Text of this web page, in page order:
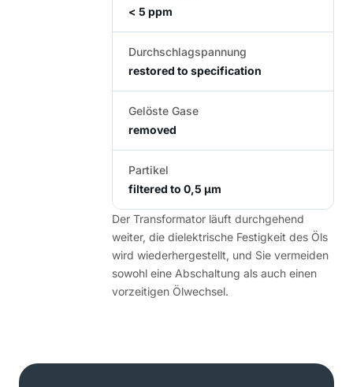
< 5 ppm
Durchschlagspannung
restored to specification
Gelöste Gase
removed
Partikel
filtered to 0,5 µm
Der Transformator läuft durchgehend
weiter, die dielektrische Festigkeit des Öls
wird wiederhergestellt, und Sie vermeiden
sowohl eine Abschaltung als auch einen
vorzeitigen Ölwechsel.